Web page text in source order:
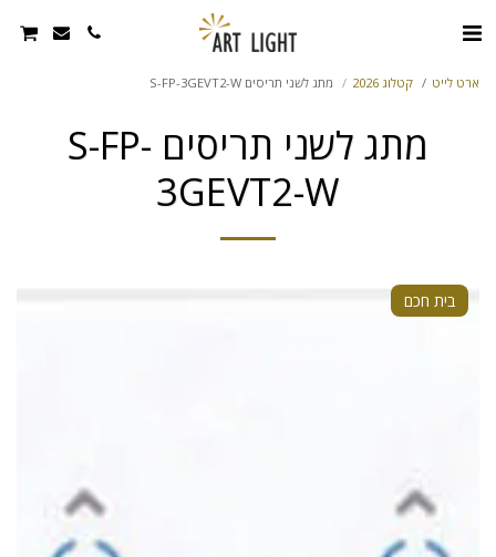
ארט לייט קטלוג 2026 מתג לשני תריסים S-FP-3GEVT2-W
מתג לשני תריסים S-FP-
3GEVT2-W
בית חכם